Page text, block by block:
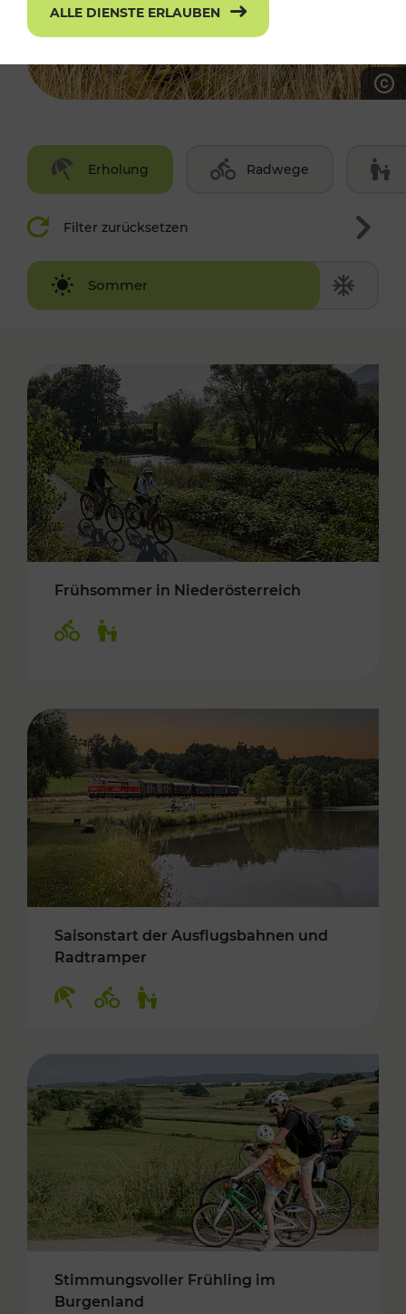
Erholung Radwege
Filter zurücksetzen
Sommer
Winter
Frühsommer in Niederösterreich
Saisonstart der Ausflugsbahnen und
Radtramper
Stimmungsvoller Frühling im
Burgenland
ALLE DIENSTE ERLAUBEN